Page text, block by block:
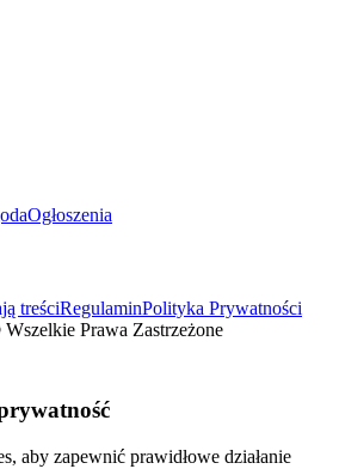
Ogłoszenia
treściRegulaminPolityka Prywatności
Wszelkie Prawa Zastrzeżone
aby zapewnić prawidłowe działanie